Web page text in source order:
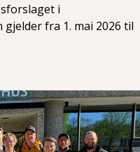
i
fra 1. mai 2026 til